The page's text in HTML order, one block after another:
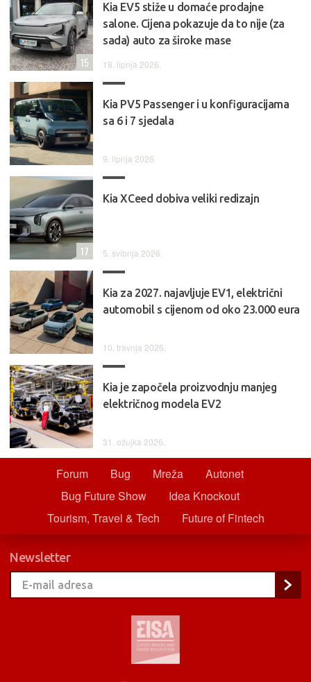
Kia EV5 stiže u domaće prodajne
salone. Cijena pokazuje da to nije (za
sada) auto za široke mase
18. lipnja 2026.
15
Kia PV5 Passenger i u konfiguracijama
sa 6 i 7 sjedala
9. lipnja 2026.
Kia XCeed dobiva veliki redizajn
5. svibnja 2026.
17
Kia za 2027. najavljuje EV1, električni
automobil s cijenom od oko 23.000 eura
10. travnja 2026.
Kia je započela proizvodnju manjeg
električnog modela EV2
31. ožujka 2026.
Forum Bug Mreža
Autonet
Bug Future Show
Idea Knockout
Tourism, Travel & Tech
Future of Fintech
Newsletter